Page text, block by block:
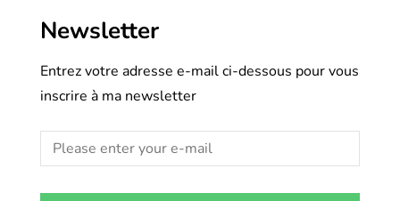
Newsletter
Entrez votre adresse e-mail ci-dessous pour vous
inscrire à ma newsletter